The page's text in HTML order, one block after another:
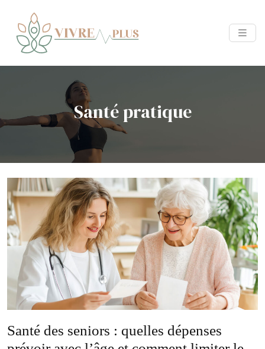
Santé pratique
Santé des seniors : quelles dépenses